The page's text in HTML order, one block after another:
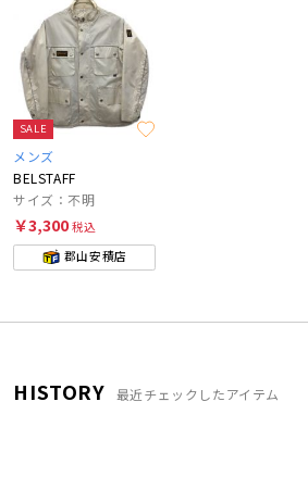
SALE
メンズ
BELSTAFF
サイズ：不明
￥3,300税込
郡山安積店
HISTORY 最近チェックしたアイテム